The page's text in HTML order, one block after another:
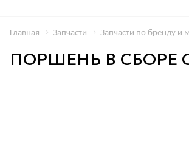
Главная Запчасти Запчасти по бренду и
ПОРШЕНЬ В СБОРЕ